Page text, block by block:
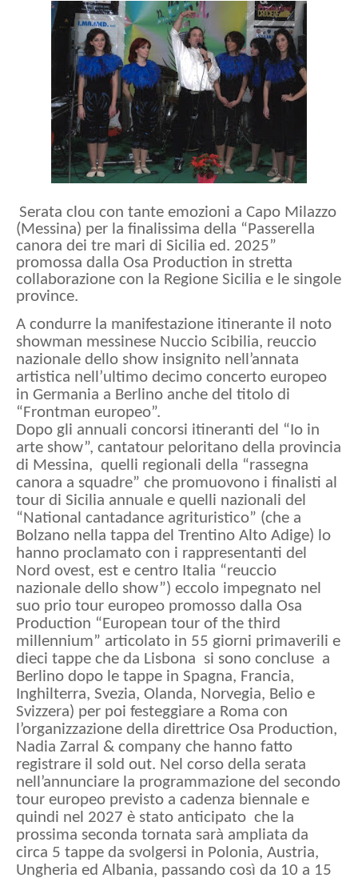
Serata clou con tante emozioni a Capo Milazzo
(Messina) per la finalissima della “Passerella
canora dei tre mari di Sicilia ed. 2025”
promossa dalla Osa Production in stretta
collaborazione con la Regione Sicilia e le singole
province.
A condurre la manifestazione itinerante il noto
showman messinese Nuccio Scibilia, reuccio
nazionale dello show insignito nell’annata
artistica nell’ultimo decimo concerto europeo
in Germania a Berlino anche del titolo di
“Frontman europeo”.
Dopo gli annuali concorsi itineranti del “Io in
arte show”, cantatour peloritano della provincia
di Messina, quelli regionali della “rassegna
canora a squadre” che promuovono i finalisti al
tour di Sicilia annuale e quelli nazionali del
“National cantadance agrituristico” (che a
Bolzano nella tappa del Trentino Alto Adige) lo
hanno proclamato con i rappresentanti del
Nord ovest, est e centro Italia “reuccio
nazionale dello show”) eccolo impegnato nel
suo prio tour europeo promosso dalla Osa
Production “European tour of the third
millennium” articolato in 55 giorni primaverili e
dieci tappe che da Lisbona si sono concluse a
Berlino dopo le tappe in Spagna, Francia,
Inghilterra, Svezia, Olanda, Norvegia, Belio e
Svizzera) per poi festeggiare a Roma con
l’organizzazione della direttrice Osa Production,
Nadia Zarral & company che hanno fatto
registrare il sold out. Nel corso della serata
nell’annunciare la programmazione del secondo
tour europeo previsto a cadenza biennale e
quindi nel 2027 è stato anticipato che la
prossima seconda tornata sarà ampliata da
circa 5 tappe da svolgersi in Polonia, Austria,
Ungheria ed Albania, passando così da 10 a 15